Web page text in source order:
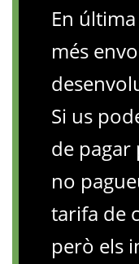
En
més
Si us
de pagar
no
tarifa de
però els